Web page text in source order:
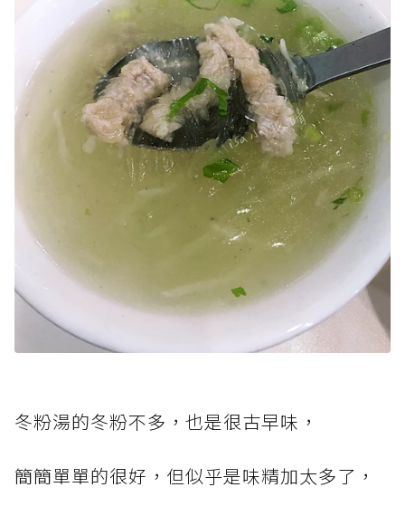
冬粉湯的冬粉不多，也是很古早味，
簡簡單單的很好，但似乎是味精加太多了，